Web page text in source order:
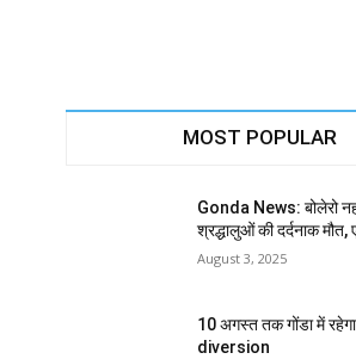
MOST POPULAR
Gonda News: बोलेरो
श्रद्धालुओं की दर्दनाक मौत,
August 3, 2025
10 अगस्त तक गोंडा में
diversion